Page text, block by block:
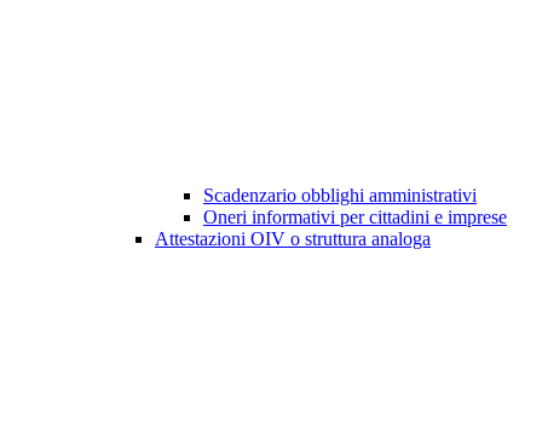
Scadenzario obblighi amministrativi
Oneri informativi per cittadini e imprese
Attestazioni OIV o struttura analoga